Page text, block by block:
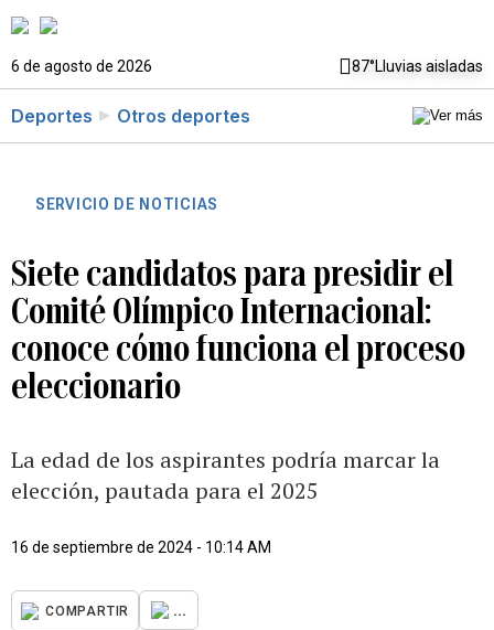
6 de agosto de 2026 87°Lluvias aisladas
Deportes Otros deportes
SERVICIO DE NOTICIAS
Siete candidatos para presidir el
Comité Olímpico Internacional:
conoce cómo funciona el proceso
eleccionario
La edad de los aspirantes podría marcar la
elección, pautada para el 2025
16 de septiembre de 2024 - 10:14 AM
COMPARTIR ...